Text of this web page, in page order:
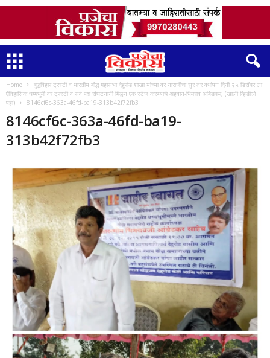
Home
बुद्धविहार ट्रस्टी व भारतीय बौद्ध महासभा देहुरोड शाखा यांच्या वर नाराजीचा सुर तर वर्धापन दिनी २५ डिसेंबर ला
ऐतिहासिक धम्मभुमी वर ट्रस्टी व सर्व पक्ष संघटनानी मिळुन एक स्टेज करण्याचे अहवान-भिमराव आंबेडकर, (खाली व्हिडीओ
पहा)
8146cf6c-363a-46fd-ba19-313b42f72fb3
8146cf6c-363a-46fd-ba19-
313b42f72fb3